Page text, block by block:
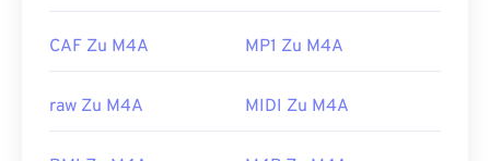
CAF Zu M4A MP1 Zu M4A
raw Zu M4A MIDI Zu M4A